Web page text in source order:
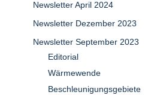
Newsletter April 2024
Newsletter Dezember 2023
Newsletter September 2023
Editorial
Wärmewende
Beschleunigungsgebiete